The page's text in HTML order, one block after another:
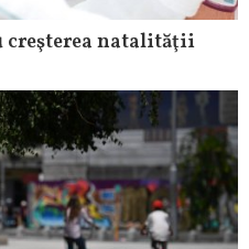
creşterea natalităţii